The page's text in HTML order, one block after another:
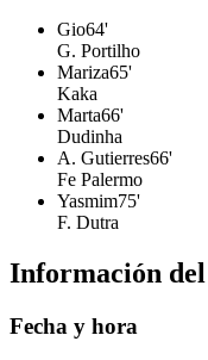
Gio64'
G. Portilho
Mariza65'
Kaka
Marta66'
Dudinha
A. Gutierres66'
Fe Palermo
Yasmim75'
F. Dutra
Información
Fecha y hora